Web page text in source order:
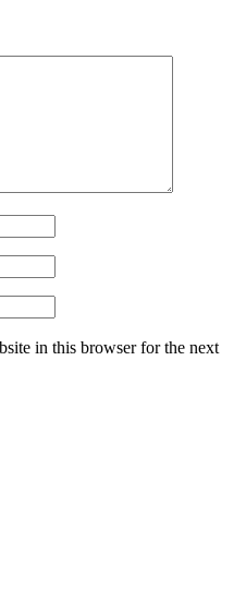
in this browser for the next